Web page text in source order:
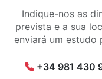
Indique-nos as
prevista e a sua
enviará um estudo
+34 981 430